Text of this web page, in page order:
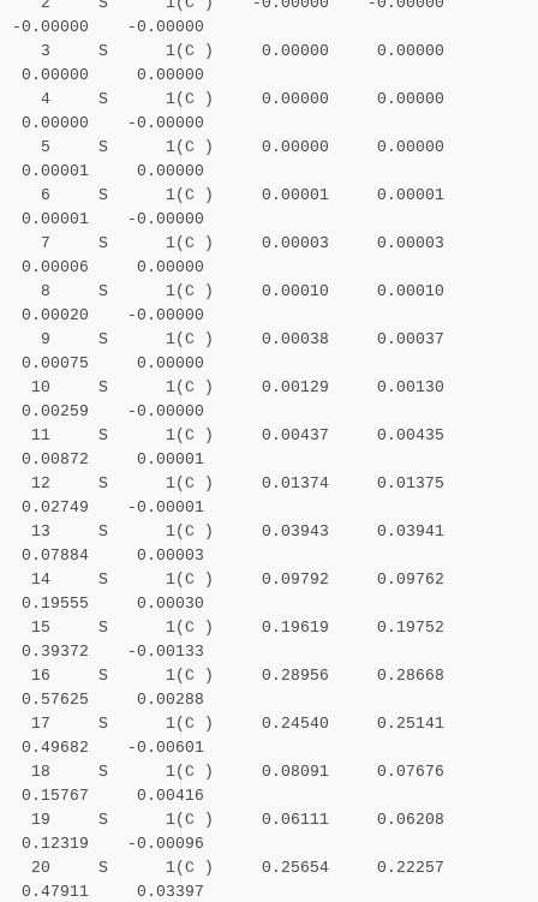
-0.00000 -0.00000
3 S 1(C ) 0.00000 0.00000
0.00000 0.00000
4 S 1(C ) 0.00000 0.00000
0.00000 -0.00000
5 S 1(C ) 0.00000 0.00000
0.00001 0.00000
6 S 1(C ) 0.00001 0.00001
0.00001 -0.00000
7 S 1(C ) 0.00003 0.00003
0.00006 0.00000
8 S 1(C ) 0.00010 0.00010
0.00020 -0.00000
9 S 1(C ) 0.00038 0.00037
0.00075 0.00000
10 S 1(C ) 0.00129 0.00130
0.00259 -0.00000
11 S 1(C ) 0.00437 0.00435
0.00872 0.00001
12 S 1(C ) 0.01374 0.01375
0.02749 -0.00001
13 S 1(C ) 0.03943 0.03941
0.07884 0.00003
14 S 1(C ) 0.09792 0.09762
0.19555 0.00030
15 S 1(C ) 0.19619 0.19752
0.39372 -0.00133
16 S 1(C ) 0.28956 0.28668
0.57625 0.00288
17 S 1(C ) 0.24540 0.25141
0.49682 -0.00601
18 S 1(C ) 0.08091 0.07676
0.15767 0.00416
19 S 1(C ) 0.06111 0.06208
0.12319 -0.00096
20 S 1(C ) 0.25654 0.22257
0.47911 0.03397